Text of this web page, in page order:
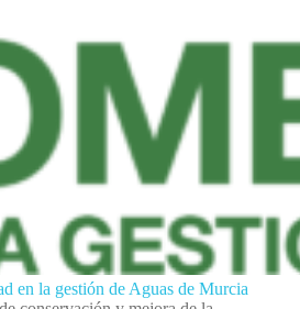
en la gestión de Aguas de Murcia